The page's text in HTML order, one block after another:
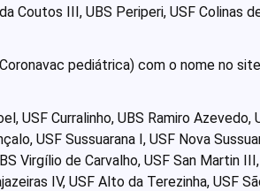
Coutos III, UBS Periperi, USF Colinas
pediátrica) com o nome no
USF Curralinho, UBS Ramiro Azevedo,
USF Sussuarana I, USF Nova
Virgílio de Carvalho, USF San Martin
IV, USF Alto da Terezinha, USF